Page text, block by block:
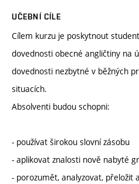
UČEBNÍ CÍLE
Cílem kurzu je poskytnout
dovednosti obecné angličtiny na
dovednosti nezbytné v běžných
situacích.
Absolventi budou schopni:
- používat širokou slovní zásobu
- aplikovat znalosti nově nabyté
- porozumět, analyzovat,